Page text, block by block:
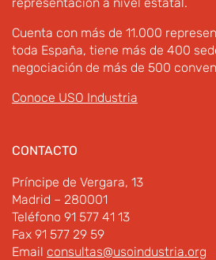
Cuenta con más de 11.000
toda España, tiene más de 400
negociación de más de 500
Conoce USO Industria
CONTACTO
Príncipe de Vergara, 13
Madrid – 280001
Teléfono 91 577 41 13
Fax 91 577 29 59
Email consultas@usoindustria.org